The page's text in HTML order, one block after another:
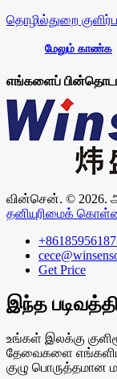
தொழில்துறை
மேலும் காண்க
எங்களைப்
வின்சென். © 2026.
தனியுரிமைக்
Get Price
இந்த
உங்கள் இலக்கு
தேவைகளை
குழு பொருத்தமான